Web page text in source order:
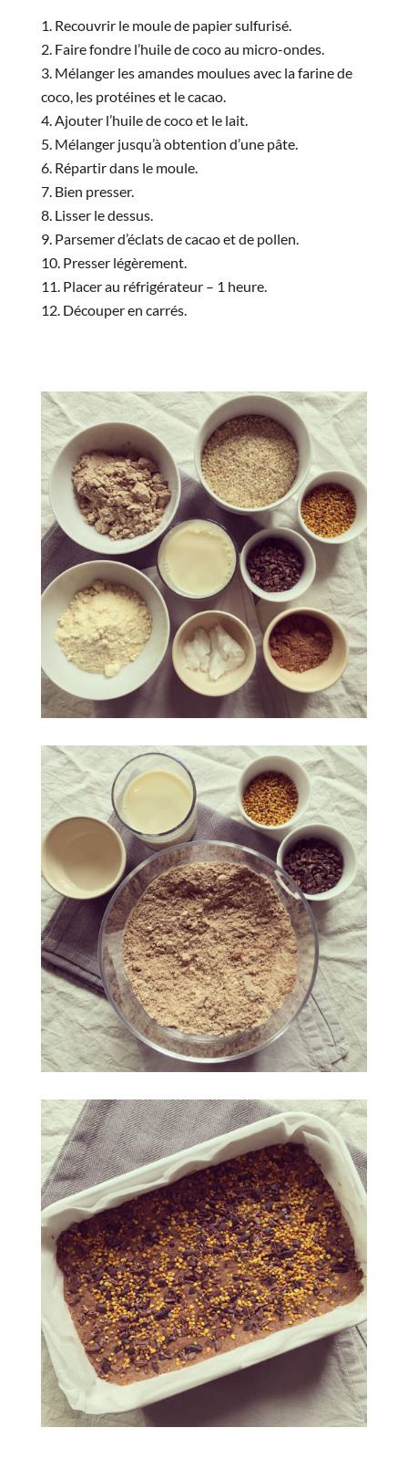
Recouvrir le moule de papier sulfurisé.
Faire fondre l’huile de coco au micro-ondes.
Mélanger les amandes moulues avec la farine de
coco, les protéines et le cacao.
Ajouter l’huile de coco et le lait.
Mélanger jusqu’à obtention d’une pâte.
Répartir dans le moule.
Bien presser.
Lisser le dessus.
Parsemer d’éclats de cacao et de pollen.
Presser légèrement.
Placer au réfrigérateur – 1 heure.
Découper en carrés.